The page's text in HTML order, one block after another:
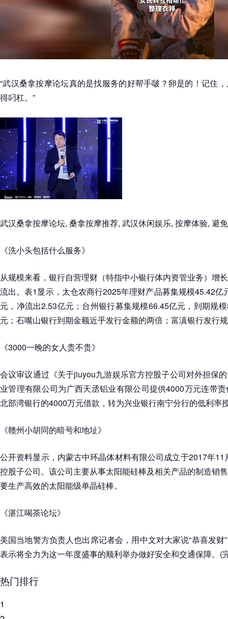
“武汉桑拿按摩论坛真的是找服务的好帮手啵？卵是的！记住
得叼杠。”
武汉桑拿按摩论坛, 桑拿按摩推荐, 武汉休闲娱乐, 按摩体验, 避
《洗小头包括什么服务》
从规模来看，银行自营理财（特指中小银行体内资管业务）增
流出。表1显示，太仓农商行2025年理财产品募集规模45.42亿
元，净流出2.53亿元；台州银行募集规模66.45亿元，到期规
元；石嘴山银行到期金额近乎发行金额的两倍；富滇银行发行
《3000一晚的女人贵不贵》
会议审议通过《关于jiuyou九游娱乐官方控股子公司对外担保
业管理有限公司为广西天丞铝业有限公司提供4000万元连带
北部湾银行的4000万元借款，转为兴业银行南宁分行的低利率
《赣州小胡同的暗号和地址》
公开资料显示，内蒙古中环晶体材料有限公司成立于2017年
控股子公司。该公司主要从事太阳能硅棒及相关产品的制造销
要生产高效的太阳能级单晶硅棒。
《湛江喝茶论坛》
美国当地警方负责人也出席记者会，用中文对大家说“恭喜发
表示将全力为这一年度盛事的顺利举办做好安全和交通保障。(
热门排行
1